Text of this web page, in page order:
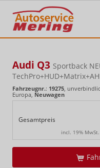
Audi Q3 Sportback
Fahrzeugnr.: 19275,
Europa, Neuwagen
Gesamtpreis
incl. 19%